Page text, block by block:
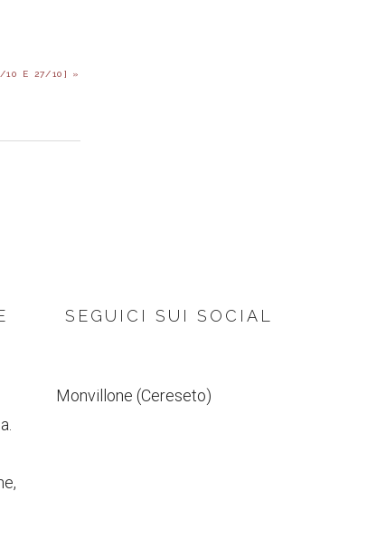
10 E 27/10] »
SEGUICI SUI SOCIAL
Monvillone (Cereseto)